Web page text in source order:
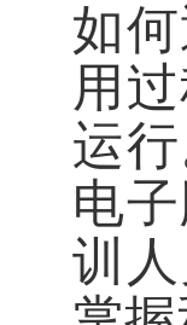
如
用
运
电
训